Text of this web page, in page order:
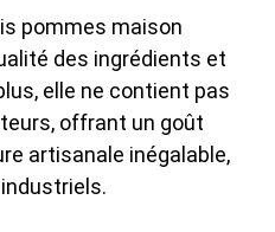
pommes maison
des ingrédients et
elle ne contient pas
offrant un goût
artisanale inégalable,